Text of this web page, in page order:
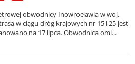
obwodnicy Inowrocławia w woj.
w ciągu dróg krajowych nr 15 i 25 jest
na 17 lipca. Obwodnica omi...